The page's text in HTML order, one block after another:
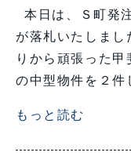
本日は、Ｓ町発
が落札いたしま
りから頑張った
の中型物件を２
もっと読む